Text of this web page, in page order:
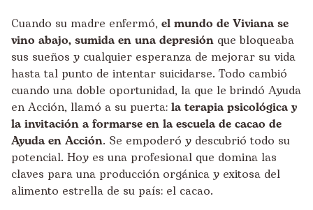
Cuando su madre enfermó, el mundo de Viviana se
vino abajo, sumida en una depresión que bloqueaba
sus sueños y cualquier esperanza de mejorar su vida
hasta tal punto de intentar suicidarse. Todo cambió
cuando una doble oportunidad, la que le brindó Ayuda
en Acción, llamó a su puerta: la terapia psicológica y
la invitación a formarse en la escuela de cacao de
Ayuda en Acción. Se empoderó y descubrió todo su
potencial. Hoy es una profesional que domina las
claves para una producción orgánica y exitosa del
alimento estrella de su país: el cacao.